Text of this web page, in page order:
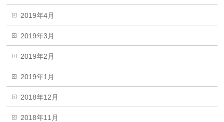
2019年4月
2019年3月
2019年2月
2019年1月
2018年12月
2018年11月